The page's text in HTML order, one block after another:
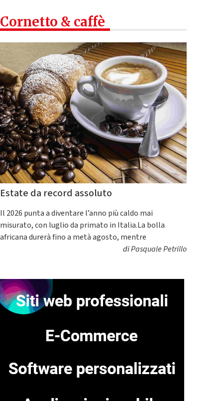
Cornetto & caffè
Estate da record assoluto
Il 2026 punta a diventare l’anno più caldo mai
misurato, con luglio da primato in Italia.La bolla
africana durerà fino a metà agosto, mentre
diPasquale Petrillo